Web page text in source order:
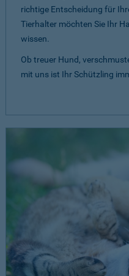
richtige Entscheidung für
Tierhalter möchten Sie Ihr
wissen.
Ob treuer Hund,
mit uns ist Ihr Schützling